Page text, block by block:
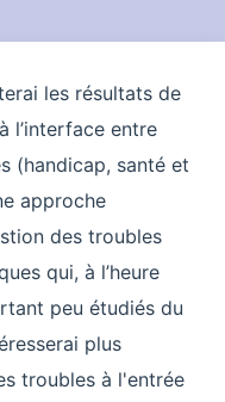
les résultats de
l’interface entre
(handicap, santé et
approche
des troubles
qui, à l’heure
peu étudiés du
plus
troubles à l'entrée